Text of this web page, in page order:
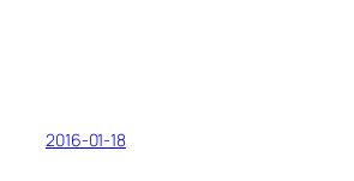
2016-01-18